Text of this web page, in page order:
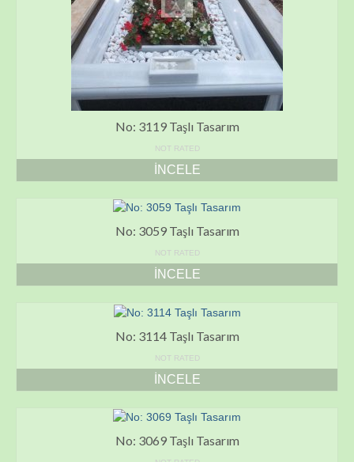
No: 3119 Taşlı Tasarım
NOT RATED
İNCELE
No: 3059 Taşlı Tasarım
NOT RATED
İNCELE
No: 3114 Taşlı Tasarım
NOT RATED
İNCELE
No: 3069 Taşlı Tasarım